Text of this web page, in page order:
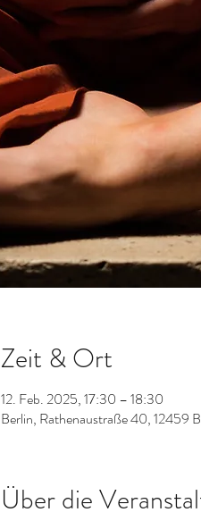
Zeit & Ort
12. Feb. 2025, 17:30 – 18:30
Berlin, Rathenaustraße 40, 12459
Über die